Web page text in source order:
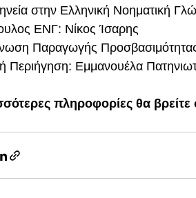
στην Ελληνική Νοηματική
ΕΝΓ: Νίκος Ίσαρης
Παραγωγής
Περιήγηση: Εμμανουέλα
πληροφορίες θα βρείτε